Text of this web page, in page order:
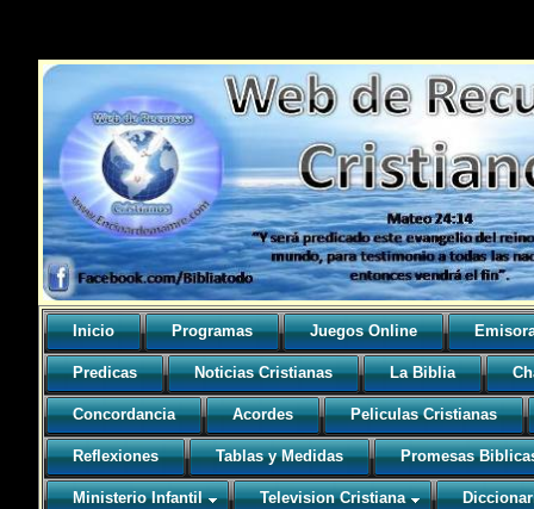
Inicio Programas Juegos Online
Predicas Noticias Cristianas La Biblia
Concordancia Acordes Peliculas Cristianas
Reflexiones Tablas y Medidas Promesas
Ministerio Infantil Television Cristiana